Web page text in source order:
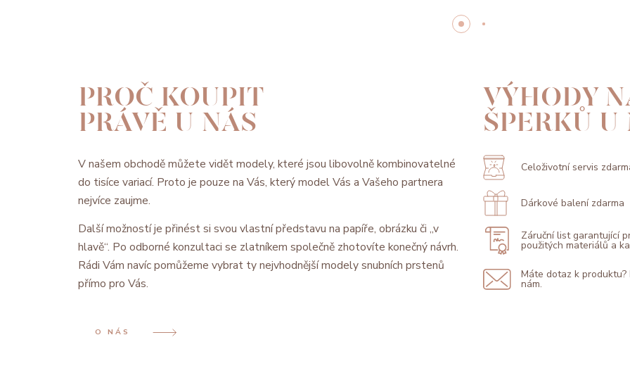
PROČ KOUPIT
PRÁVĚ U NÁS
V našem obchodě můžete vidět modely, které jsou libovolně kombinovatelné
do tisíce variací. Proto je pouze na Vás, který model Vás a Vašeho partnera
nejvíce zaujme.
Další možností je přinést si svou vlastní představu na papíře, obrázku či „v
hlavě“. Po odborné konzultaci se zlatníkem společně zhotovíte konečný návrh.
Rádi Vám navíc pomůžeme vybrat ty nejvhodnější modely snubních prstenů
přímo pro Vás.
O NÁS
VÝHODY
ŠPERKŮ U
Celoživotní servis
Dárkové balení zdarma
Záruční list garantující
použitých materiálů a
Máte dotaz k produktu?
nám.